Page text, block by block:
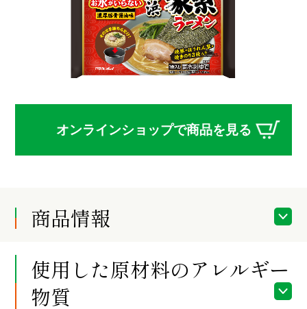
オンラインショップで商品を見る
商品情報
使用した原材料のアレルギー
物質